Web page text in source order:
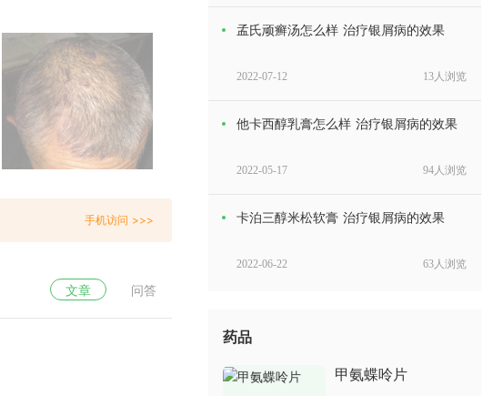
手机访问 >>>
文章 问答
孟氏顽癣汤怎么样 治疗银屑病的效果
2022-07-12 13人浏览
他卡西醇乳膏怎么样 治疗银屑病的效果
2022-05-17 94人浏览
卡泊三醇米松软膏 治疗银屑病的效果
2022-06-22 63人浏览
药品
甲氨蝶呤片